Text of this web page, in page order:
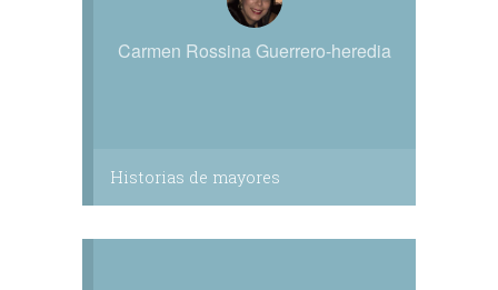
Carmen Rossina Guerrero-heredia
Historias de mayores